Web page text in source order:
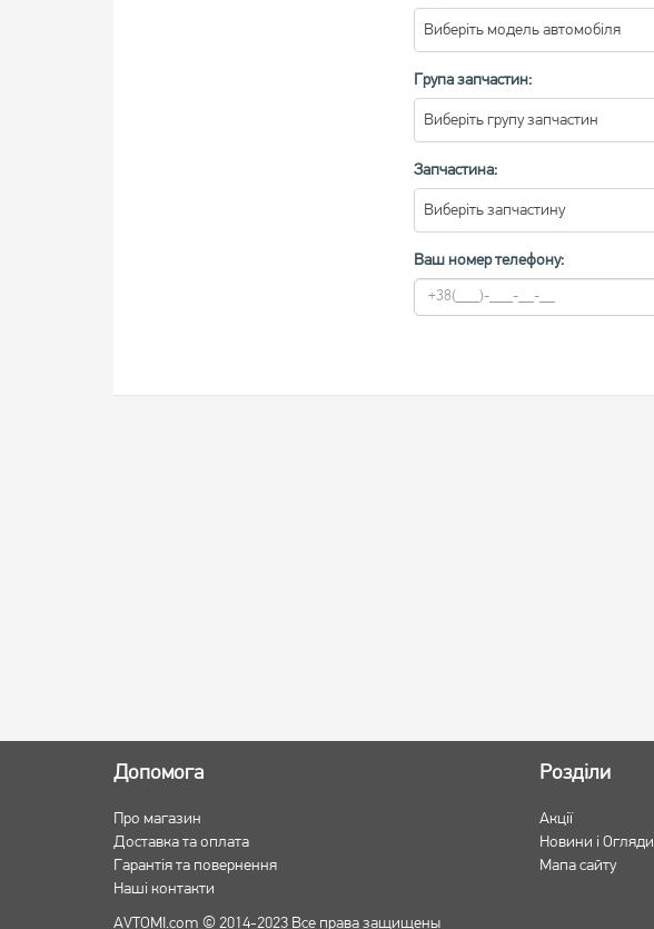
Виберіть модель автомобіля
Група запчастин:
Виберіть групу запчастин
Запчастина:
Виберіть запчастину
Ваш номер телефону:
Допомога
Про магазин
Доставка та оплата
Гарантія та повернення
Наші контакти
Розділи
Акції
Новини і Огляди
Мапа сайту
AVTOMI.com © 2014-2023 Все права защищены